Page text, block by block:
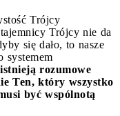
Trójcy
Trójcy nie da
się dało, to nasze
systemem
istnieją rozumowe
Ten, który wszystko
być wspólnotą